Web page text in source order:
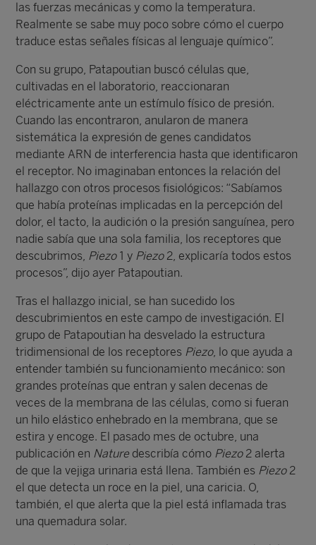
las fuerzas mecánicas y como la temperatura.
Realmente se sabe muy poco sobre cómo el cuerpo
traduce estas señales físicas al lenguaje químico”.
Con su grupo, Patapoutian buscó células que,
cultivadas en el laboratorio, reaccionaran
eléctricamente ante un estímulo físico de presión.
Cuando las encontraron, anularon de manera
sistemática la expresión de genes candidatos
mediante ARN de interferencia hasta que identificaron
el receptor. No imaginaban entonces la relación del
hallazgo con otros procesos fisiológicos: “Sabíamos
que había proteínas implicadas en la percepción del
dolor, el tacto, la audición o la presión sanguínea, pero
nadie sabía que una sola familia, los receptores que
descubrimos, Piezo1 y Piezo2, explicaría todos estos
procesos”, dijo ayer Patapoutian.
Tras el hallazgo inicial, se han sucedido los
descubrimientos en este campo de investigación. El
grupo de Patapoutian ha desvelado la estructura
tridimensional de los receptores Piezo, lo que ayuda a
entender también su funcionamiento mecánico: son
grandes proteínas que entran y salen decenas de
veces de la membrana de las células, como si fueran
un hilo elástico enhebrado en la membrana, que se
estira y encoge. El pasado mes de octubre, una
publicación en Nature describía cómo Piezo2 alerta
de que la vejiga urinaria está llena. También es Piezo2
el que detecta un roce en la piel, una caricia. O,
también, el que alerta que la piel está inflamada tras
una quemadura solar.